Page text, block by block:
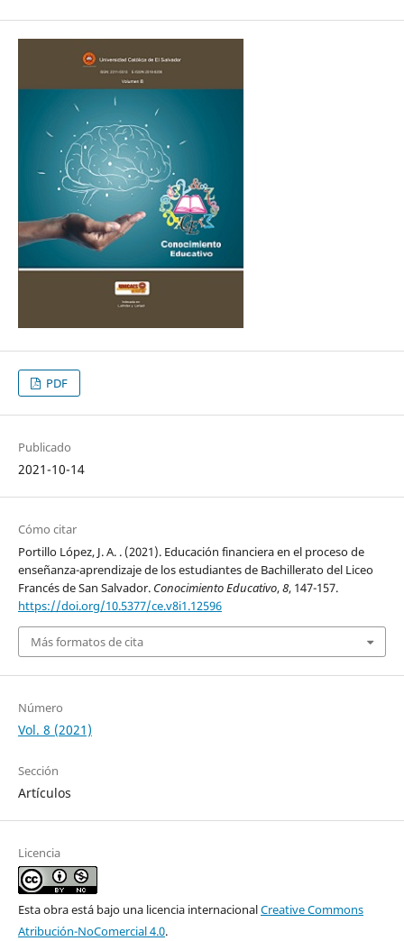
PDF
Publicado
2021-10-14
Cómo citar
Portillo López, J. A. . (2021). Educación financiera en el proceso de
enseñanza-aprendizaje de los estudiantes de Bachillerato del Liceo
Francés de San Salvador. Conocimiento Educativo,8, 147-157.
https://doi.org/10.5377/ce.v8i1.12596
Más formatos de cita
Número
Vol. 8 (2021)
Sección
Artículos
Licencia
Esta obra está bajo una licencia internacionalCreative Commons
Atribución-NoComercial 4.0.